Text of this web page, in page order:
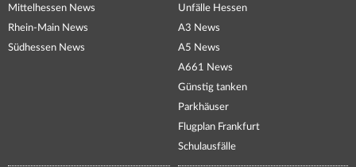
Mittelhessen News
Rhein-Main News
Südhessen News
Unfälle Hessen
A3 News
A5 News
A661 News
Günstig tanken
Parkhäuser
Flugplan Frankfurt
Schulausfälle